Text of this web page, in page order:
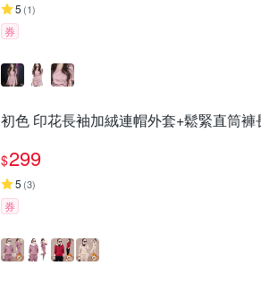
5 (1)
券
初色 印花長袖加絨連帽外套+鬆緊直筒
$299
5 (3)
券